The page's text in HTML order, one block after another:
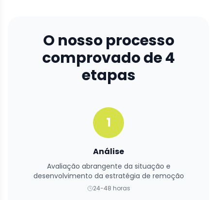
O nosso processo
comprovado de 4
etapas
1
Análise
Avaliação abrangente da situação e
desenvolvimento da estratégia de remoção
24-48 horas